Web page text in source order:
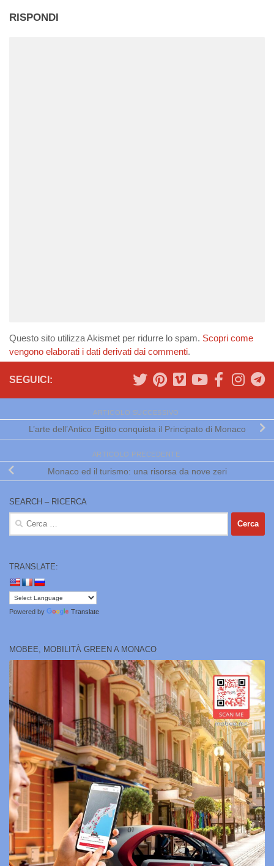
RISPONDI
Questo sito utilizza Akismet per ridurre lo spam. Scopri come
vengono elaborati i dati derivati dai commenti.
SEGUICI:
ARTICOLO SUCCESSIVO
L’arte dell’Antico Egitto conquista il Principato di Monaco
ARTICOLO PRECEDENTE
Monaco ed il turismo: una risorsa da nove zeri
SEARCH – RICERCA
Ricerca
TRANSLATE:
Powered by Translate
MOBEE, MOBILITÀ GREEN A MONACO